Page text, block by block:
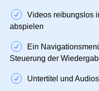
Videos reibungslos
abspielen
Ein
Steuerung der
Untertitel und